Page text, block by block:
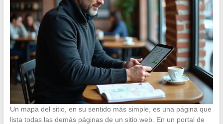
Un mapa del sitio, en su sentido más simple, es una página que
lista todas las demás páginas de un sitio web. En un portal de